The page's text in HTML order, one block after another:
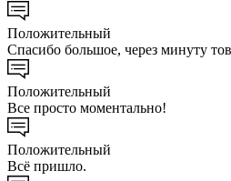
Положительный
Спасибо большое, через минуту
Положительный
Все просто моментально!
Положительный
Всё пришло.